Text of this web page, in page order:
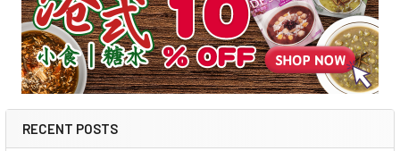
RECENT POSTS